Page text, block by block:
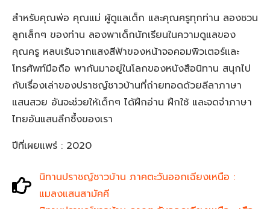
สำหรับคุณพ่อ คุณแม่ ผู้ดูแลเด็ก และคุณครูทุกท่าน ลองชวน
ลูกเล็กๆ ของท่าน ลองพาเด็กนักเรียนในความดูแลของ
คุณครู หลบเร้นจากแสงสีฟ้าของหน้าจอคอมพิวเตอร์และ
โทรศัพท์มือถือ พากันมาอยู่ในโลกของหนังสือนิทาน สนุกไป
กับเรื่องเล่าของปราชญ์ชาวบ้านที่ถ่ายทอดด้วยลีลาภาษา
แสนสวย อันจะช่วยให้เด็กๆ ได้ฝึกอ่าน ฝึกใช้ และจดจำภาษา
ไทยอันแสนลึกซึ้งของเรา
ปีที่เผยแพร่ : 2020
นิทานปราชญ์ชาวบ้าน ภาคตะวันออกเฉียงเหนือ :
แมลงแสนสามัคคี